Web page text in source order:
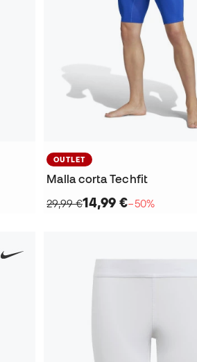
OUTLET
Malla corta Techfit
29,99 €14,99 €−50%